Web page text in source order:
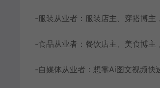
-服装从业者：服装店主、穿搭博主
-食品从业者：餐饮店主、美食博
-自媒体从业者：想靠Ai图文视频快